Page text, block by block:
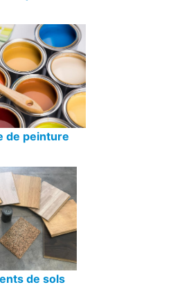
de peinture
de sols